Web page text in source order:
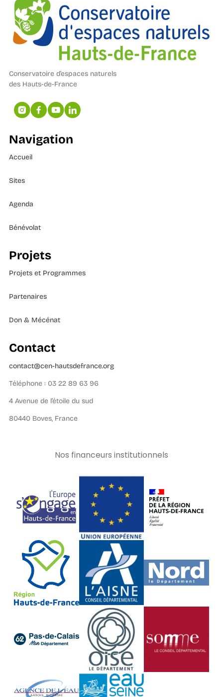
Conservatoire d’espaces naturels
des Hauts-de-France
Navigation
Accueil
Sites
Agenda
Bénévolat
Projets
Projets et Programmes
Partenaires
Don & Mécénat
Contact
contact@cen-hautsdefrance.org
Téléphone : 03 22 89 63 96
4 Avenue de l’étoile du sud
80440 Boves, France
Nos financeurs institutionnels